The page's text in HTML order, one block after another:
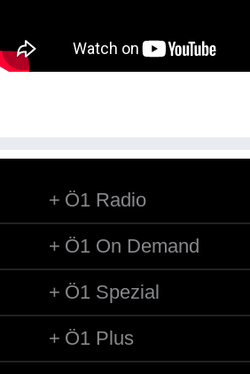
Ö1 Radio
Ö1 On Demand
Ö1 Spezial
Ö1 Plus